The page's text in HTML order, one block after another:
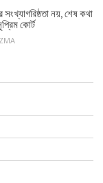
সংখ্যাগরিষ্ঠতা নয়, শেষ কথা
কোর্ট